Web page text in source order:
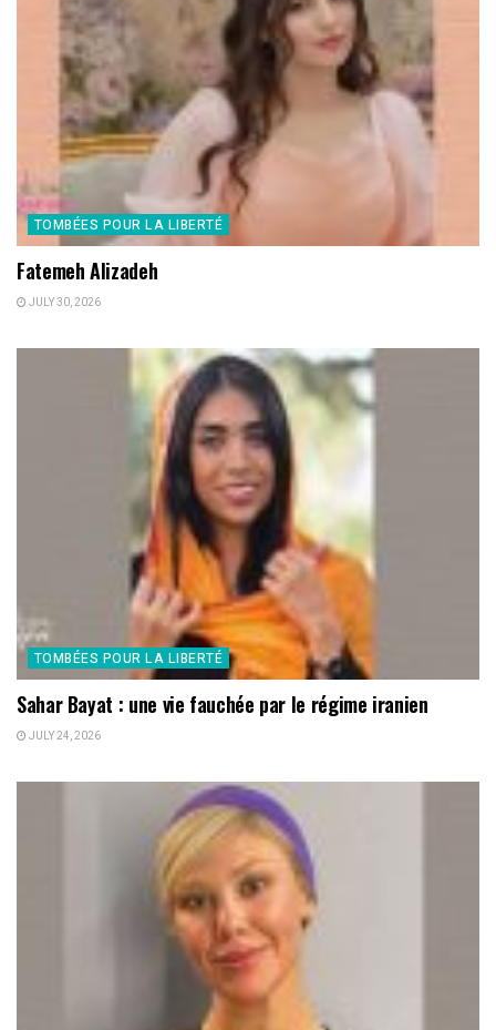
TOMBÉES POUR LA LIBERTÉ
Fatemeh Alizadeh
JULY 30, 2026
TOMBÉES POUR LA LIBERTÉ
Sahar Bayat : une vie fauchée par le régime iranien
JULY 24, 2026